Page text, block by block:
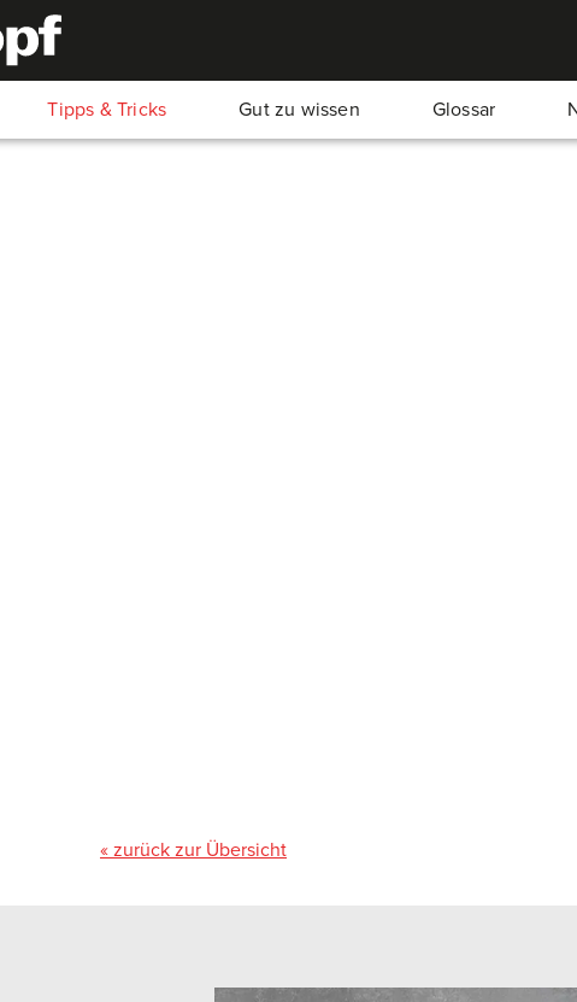
Tipps & Tricks Gut zu wissen Glossar
« zurück zur Übersicht